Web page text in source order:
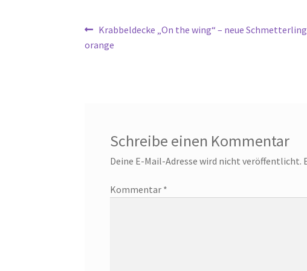
Beitragsnavigation
Vorheriger
Beitrag:
Krabbeldecke „On the wing“ – neue
orange
Schreibe einen Kommentar
Deine E-Mail-Adresse wird nicht veröffentlicht.
Kommentar *